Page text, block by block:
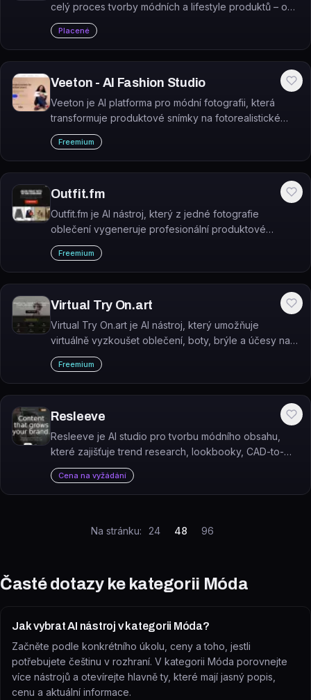
celý proces tvorby módních a lifestyle produktů – od
návrhu přes výrobu až po marketingovou kampaň.
Placené
Veeton - AI Fashion Studio
Veeton je AI platforma pro módní fotografii, která
transformuje produktové snímky na fotorealistické
záběry s AI modely vhodné pro e-commerce.
Freemium
Outfit.fm
Outfit.fm je AI nástroj, který z jedné fotografie
oblečení vygeneruje profesionální produktové
snímky na modelech i s vlastním pozadím.
Freemium
Virtual Try On.art
Virtual Try On.art je AI nástroj, který umožňuje
virtuálně vyzkoušet oblečení, boty, brýle a účesy na
fotografii osoby.
Freemium
Resleeve
Resleeve je AI studio pro tvorbu módního obsahu,
které zajišťuje trend research, lookbooky, CAD-to-
render vizualizace a náhradu klasických fotoshootů.
Cena na vyžádání
Na stránku: 24 48 96
Časté dotazy ke kategorii Móda
Jak vybrat AI nástroj v kategorii Móda?
Začněte podle konkrétního úkolu, ceny a toho, jestli
potřebujete češtinu v rozhraní. V kategorii Móda porovnejte
více nástrojů a otevírejte hlavně ty, které mají jasný popis,
cenu a aktuální informace.